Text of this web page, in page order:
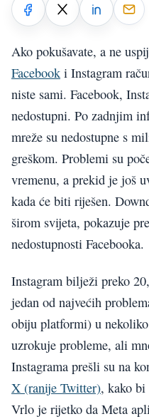
Ako pokušavate, a ne
Facebook i Instagram
niste sami. Facebook,
nedostupni. Po zadnjim
mreže su nedostupne s
greškom. Problemi su
vremenu, a prekid je još
kada će biti riješen.
širom svijeta, pokazuje
nedostupnosti Facebooka.
Instagram bilježi preko
jedan od najvećih
obiju platformi) u
uzrokuje probleme, ali
Instagrama prešli su na
X (ranije Twitter), kako bi
Vrlo je rijetko da Meta